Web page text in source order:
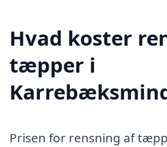
Hvad koster
tæpper i
Prisen for rensning af